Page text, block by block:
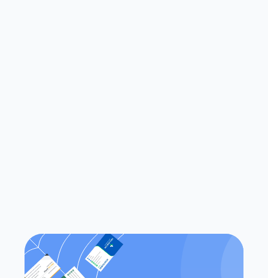
senza una connessione internet?